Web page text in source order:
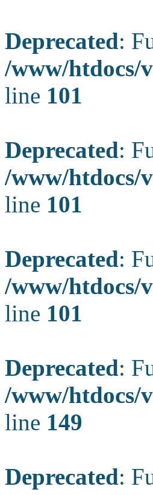
Deprecated:
/www/htdocs/
line 101
Deprecated:
/www/htdocs/
line 101
Deprecated:
/www/htdocs/
line 101
Deprecated:
/www/htdocs/
line 149
Deprecated: